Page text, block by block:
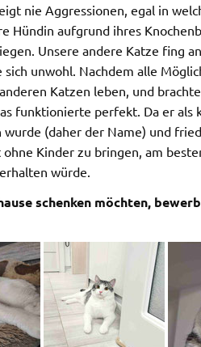
nie Aggressionen, egal in
Hündin aufgrund ihres
Unsere andere Katze fing
unwohl. Nachdem alle
Katzen leben, und
funktionierte perfekt. Da er als
(daher der Name) und
Kinder zu bringen, am
würde.
schenken möchten,